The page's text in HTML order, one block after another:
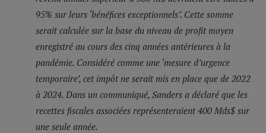
95% sur leurs ‘bénéfices exceptionnels’. Cette somme
serait calculée sur la base du niveau de profit moyen
enregistré au cours des cinq années antérieures à la
pandémie. Considéré comme une ‘mesure d’urgence
temporaire’, cet impôt ne serait mis en place que de 2022
à 2024. Dans un communiqué, Sanders a déclaré que les
recettes fiscales associées représenteraient 400 Mds$ sur
une seule année.